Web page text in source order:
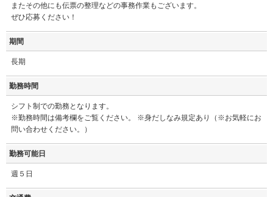
またその他にも伝票の整理などの事務作業もございます。
ぜひ応募ください！
期間
長期
勤務時間
シフト制での勤務となります。
※勤務時間は備考欄をご覧ください。 ※身だしなみ規定あり（※お気軽にお
問い合わせください。）
勤務可能日
週５日